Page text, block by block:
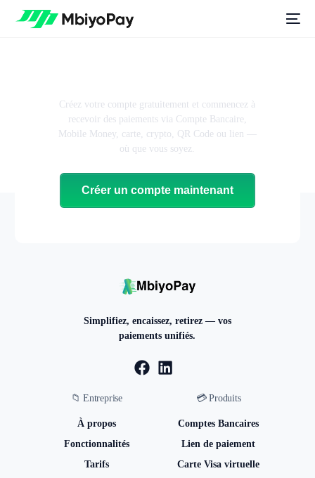
Créez votre compte gratuitement et commencez à
recevoir des paiements via Compte Bancaire,
Mobile Money, carte, crypto, QR Code ou lien —
où que vous soyez.
Créer un compte maintenant
Simplifiez, encaissez, retirez — vos
paiements unifiés.
📁 Entreprise
À propos
Fonctionnalités
Tarifs
💳 Produits
Comptes Bancaires
Lien de paiement
Carte Visa virtuelle